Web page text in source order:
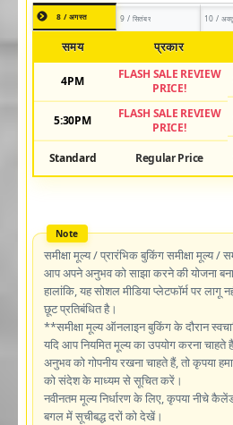
8 / अगस्त 9 / सितंबर 10 /
समय प्रकार
4PM
FLASH SALE REVIEW
PRICE!
5:30PM
FLASH SALE REVIEW
PRICE!
Standard Regular Price
समीक्षा मूल्य / प्रारंभिक बुकिंग समीक्षा मूल्य /
आप अपने अनुभव को साझा करने की योजना
हालांकि, यह सोशल मीडिया प्लेटफॉर्म पर लागू
छूट प्रतिबंधित है।
**समीक्षा मूल्य ऑनलाइन बुकिंग के दौरान
यदि आप नियमित मूल्य का उपयोग करना
अनुभव को गोपनीय रखना चाहते हैं, तो कृपया
को संदेश के माध्यम से सूचित करें।
नवीनतम मूल्य निर्धारण के लिए, कृपया नीचे
बगल में सूचीबद्ध दरों को देखें।